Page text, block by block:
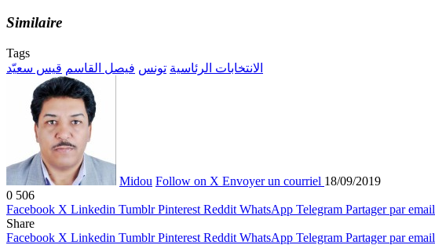
Similaire
Tags
الانتخابات الرئاسية تونس فيصل القاسم قيس سعيّد
Midou Follow on X Envoyer un courriel 18/09/2019
0 506
Facebook X Linkedin Tumblr Pinterest Reddit WhatsApp Telegram Partager par email
Share
Facebook X Linkedin Tumblr Pinterest Reddit WhatsApp Telegram Partager par email